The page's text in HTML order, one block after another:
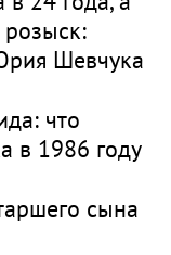
Шевчука
что
в 1986 году
сына